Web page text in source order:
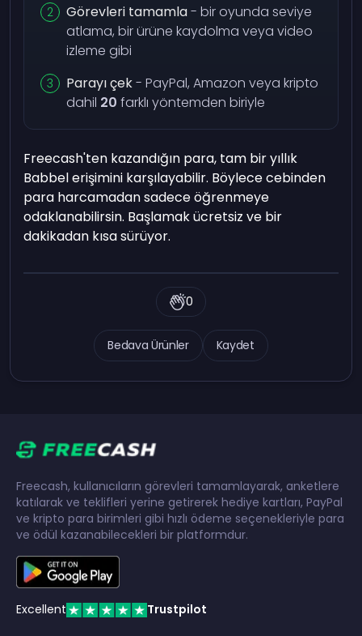
Görevleri tamamla- bir oyunda seviye
atlama, bir ürüne kaydolma veya video
izleme gibi
Parayı çek- PayPal, Amazon veya kripto
dahil 20 farklı yöntemden biriyle
Freecash'ten kazandığın para, tam bir yıllık
Babbel erişimini karşılayabilir. Böylece cebinden
para harcamadan sadece öğrenmeye
odaklanabilirsin. Başlamak ücretsiz ve bir
dakikadan kısa sürüyor.
Bedava Ürünler Kaydet
0
Freecash, kullanıcıların görevleri tamamlayarak, anketlere
katılarak ve teklifleri yerine getirerek hediye kartları, PayPal
ve kripto para birimleri gibi hızlı ödeme seçenekleriyle para
ve ödül kazanabilecekleri bir platformdur.
Excellent Trustpilot